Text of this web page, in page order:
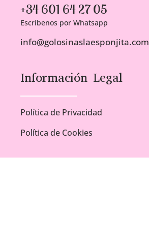
+34 601 64 27 05
Escríbenos por Whatsapp
info@golosinaslaesponjita.com
Información Legal
Política de Privacidad
Política de Cookies